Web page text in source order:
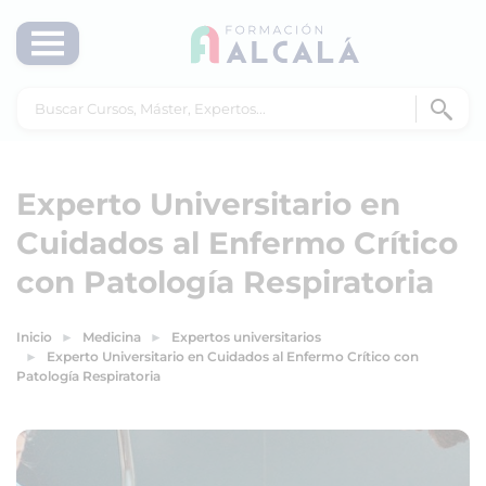
Experto Universitario en
Cuidados al Enfermo Crítico
con Patología Respiratoria
Inicio Medicina
Expertos universitarios
Experto Universitario en Cuidados al Enfermo Crítico con
Patología Respiratoria